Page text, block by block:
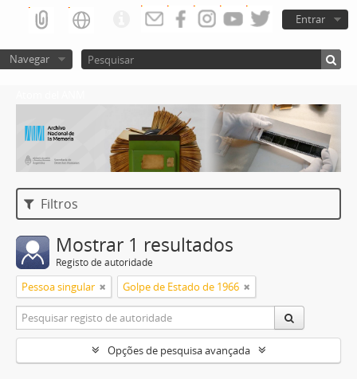
Entrar
Navegar
Filtros
Mostrar 1 resultados
Registo de autoridade
Pessoa singular Golpe de Estado de 1966
Opções de pesquisa avançada